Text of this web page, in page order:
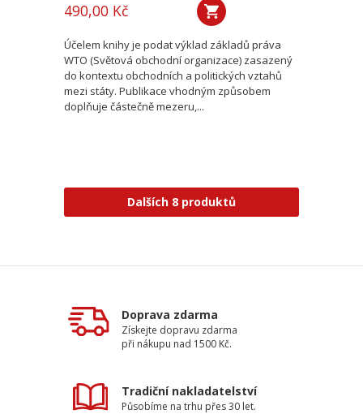
490,00 Kč
Účelem knihy je podat výklad základů práva
WTO (Světová obchodní organizace) zasazený
do kontextu obchodních a politických vztahů
mezi státy. Publikace vhodným způsobem
doplňuje částečně mezeru,...
Dalších 8 produktů
Doprava zdarma
Získejte dopravu zdarma
při nákupu nad 1500 Kč.
Tradiční nakladatelství
Působíme na trhu přes 30 let.